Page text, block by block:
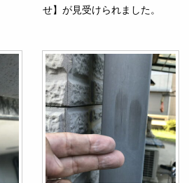
せ】が見受けられました。